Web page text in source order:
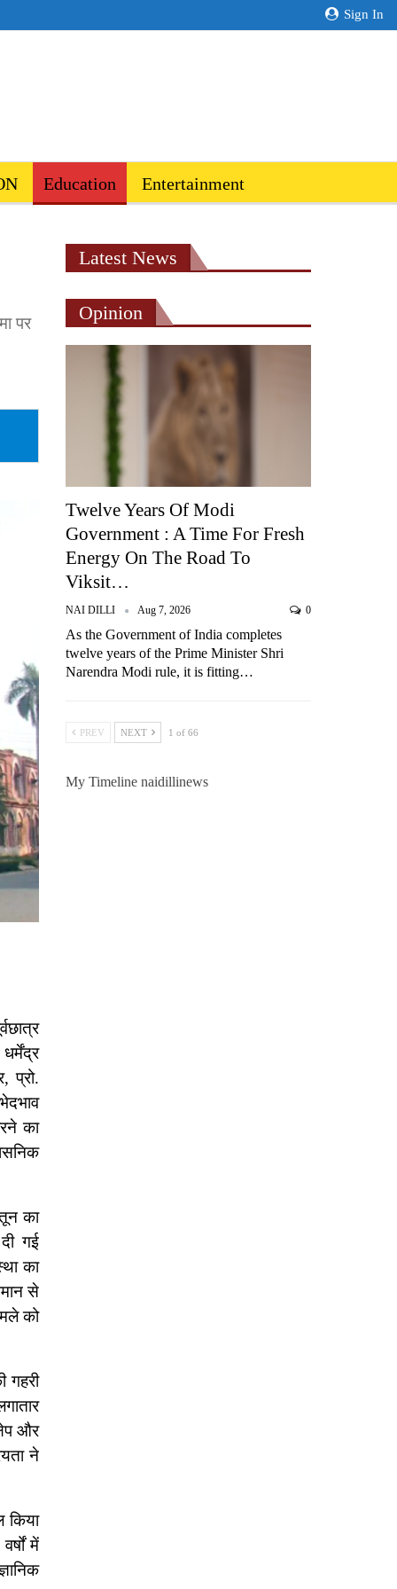
Sign In
Education Entertainment
पर
प्रो.
का
का
गई
का
से
को
गहरी
और
ने
किया
में
Latest News
Opinion
Twelve Years Of Modi
Government : A Time For Fresh
Energy On The Road To
Viksit…
NAI DILLI Aug 7, 2026 0
As the Government of India completes
twelve years of the Prime Minister Shri
Narendra Modi rule, it is fitting…
PREV NEXT 1 of 66
My Timeline naidillinews